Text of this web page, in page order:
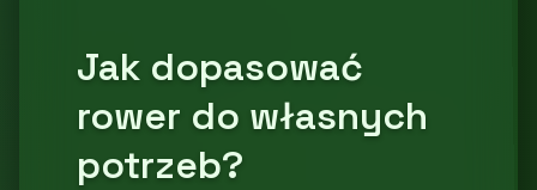
Jak dopasować
rower do własnych
potrzeb?